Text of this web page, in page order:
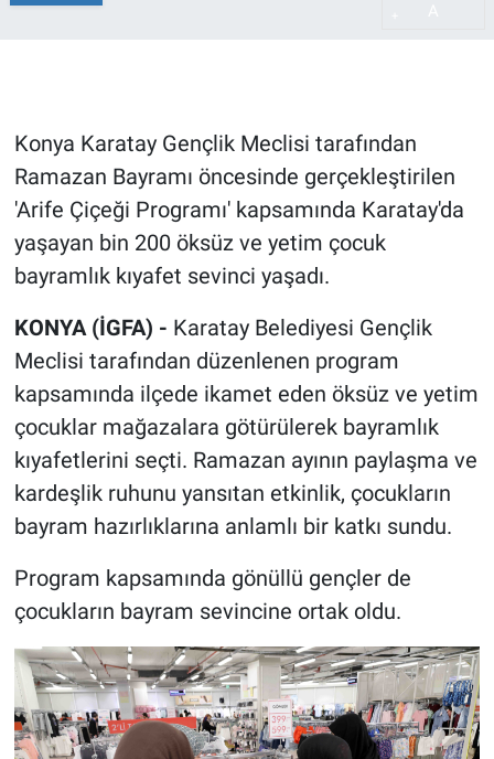
Konya Karatay Gençlik Meclisi tarafından
Ramazan Bayramı öncesinde gerçekleştirilen
'Arife Çiçeği Programı' kapsamında Karatay'da
yaşayan bin 200 öksüz ve yetim çocuk
bayramlık kıyafet sevinci yaşadı.
KONYA (İGFA) - Karatay Belediyesi Gençlik
Meclisi tarafından düzenlenen program
kapsamında ilçede ikamet eden öksüz ve yetim
çocuklar mağazalara götürülerek bayramlık
kıyafetlerini seçti. Ramazan ayının paylaşma ve
kardeşlik ruhunu yansıtan etkinlik, çocukların
bayram hazırlıklarına anlamlı bir katkı sundu.
Program kapsamında gönüllü gençler de
çocukların bayram sevincine ortak oldu.